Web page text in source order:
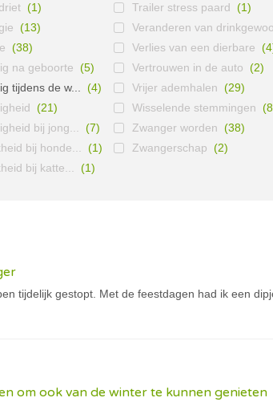
(1)
(13)
(38)
na geboorte (5)
tijdens de w...
(4)
(21)
bij jong...
(7)
bij honde...
(1)
bij katte...
(1)
Trailer stress paard (1)
Veranderen van
Verlies van een dierbare
Vertrouwen in de auto (2)
Vrijer ademhalen (29)
Wisselende stemmingen
Zwanger worden (38)
Zwangerschap (2)
tijdelijk gestopt. Met de feestdagen had ik een
om ook van de winter te kunnen genieten